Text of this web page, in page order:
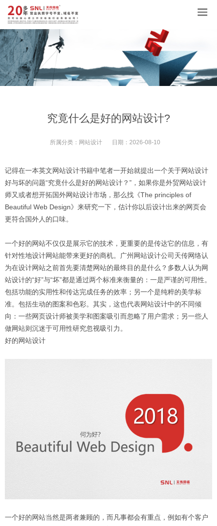
究竟什么是好的网站设计?
所属分类： 网站设计 日期： 2026-08-10
记得在一本英文网站设计书籍中笔者一开始就提出一个关于网站设计
好与坏的问题“究竟什么是好的网站设计？”，如果你是外贸网站设计
师又或者想开拓国外网站设计市场，那么找《The principles of
Beautiful Web Design》来研究一下，估计你以后设计出来的网页会
更符合国外人的口味。
一个好的网站不仅仅是展示它的技术，更重要的是传达它的信息，有
针对性地设计网站能带来更好的商机。广州网站设计公司天传网络认
为在设计网站之前首先要清楚网站的最终目的是什么？多数人认为网
站设计的“好”与“坏”都是通过两个标准来衡量的：一是严谨的可用性。
包括功能的实用性和传达完成任务的效率；另一个是纯粹的美学标
准。包括生动的图案和色彩。其实，这也代表网站设计中的不同倾
向：一些网页设计师被美学和图案吸引而忽略了用户需求；另一些人
做网站则沉迷于可用性研究忽视吸引力。
好的网站设计
一个好的网站当然是两者兼顾的，而凡事都会有重点，例如有个客户